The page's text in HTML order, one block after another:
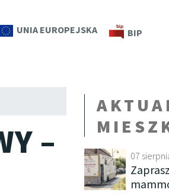
UNIA EUROPEJSKA BIP
–
07